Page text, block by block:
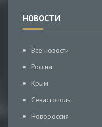
НОВОСТИ
Все новости
Россия
Крым
Севастополь
Новороссия